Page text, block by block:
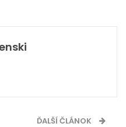
ĎALŠÍ ČLÁNOK